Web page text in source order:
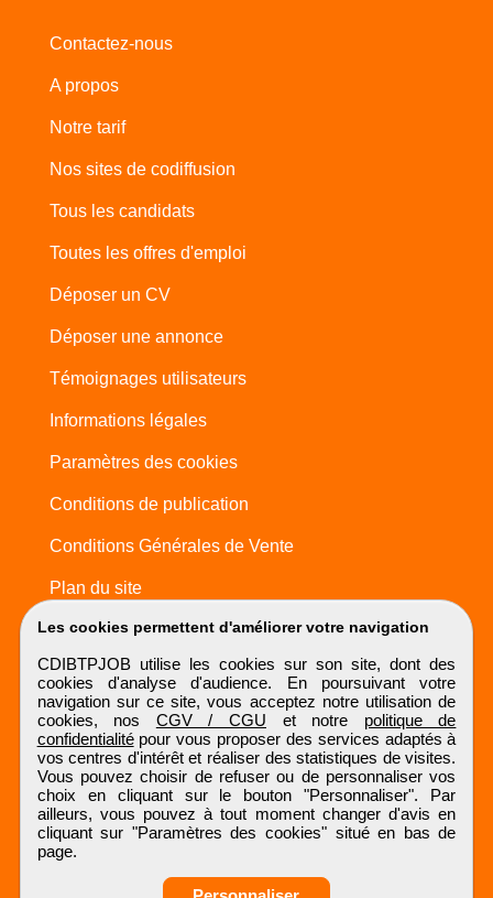
Les cookies permettent d'améliorer votre navigation
CDIBTPJOB utilise les cookies sur son site, dont des
cookies d'analyse d'audience. En poursuivant votre
navigation sur ce site, vous acceptez notre utilisation de
cookies, nos CGV / CGU et notre politique de
confidentialitépour vous proposer des services adaptés à
vos centres d'intérêt et réaliser des statistiques de visites.
Vous pouvez choisir de refuser ou de personnaliser vos
choix en cliquant sur le bouton "Personnaliser". Par
ailleurs, vous pouvez à tout moment changer d'avis en
cliquant sur "Paramètres des cookies" situé en bas de
page.
Contactez-nous
A propos
Notre tarif
Nos sites de codiffusion
Tous les candidats
Toutes les offres d'emploi
Déposer un CV
Déposer une annonce
Témoignages utilisateurs
Informations légales
Paramètres des cookies
Conditions de publication
Conditions Générales de Vente
Plan du site